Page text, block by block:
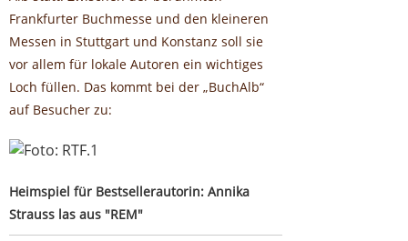
Frankfurter Buchmesse und den kleineren
Messen in Stuttgart und Konstanz soll sie
vor allem für lokale Autoren ein wichtiges
Loch füllen. Das kommt bei der „BuchAlb“
auf Besucher zu:
Heimspiel für Bestsellerautorin: Annika Strauss las aus
Heimspiel für Bestsellerautorin: Annika
Strauss las aus "REM"